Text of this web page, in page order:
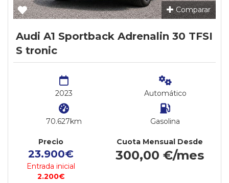
Comparar
Audi A1 Sportback Adrenalin 30 TFSI
S tronic
2023
70.627km
Automático
Gasolina
Precio
23.900€
Entrada inicial
2.200€
Cuota Mensual Desde
300,00 €/mes